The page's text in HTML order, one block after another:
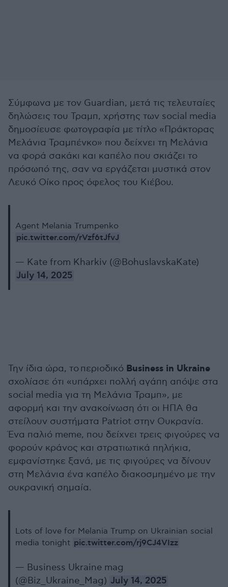
Σύμφωνα με τον Guardian, μετά τις τελευταίες
δηλώσεις του Τραμπ, χρήστης των social media
δημοσίευσε φωτογραφία με τίτλο «Πράκτορας
Μελάνια Τραμπένκο» που δείχνει τη Μελάνια
να φορά σακάκι και καπέλο που σκιάζει το
πρόσωπό της, σαν να εργάζεται μυστικά στον
Λευκό Οίκο προς όφελος του Κιέβου.
Agent Melania Trumpenko
pic.twitter.com/rVzf6tJfvJ
— Kate from Kharkiv (@BohuslavskaKate)
July 14, 2025
Την ίδια ώρα, το περιοδικό Business in Ukraine
σχολίασε ότι «υπάρχει πολλή αγάπη απόψε στα
social media για τη Μελάνια Τραμπ», με
αφορμή και την ανακοίνωση ότι οι ΗΠΑ θα
στείλουν συστήματα Patriot στην Ουκρανία.
Ένα παλιό meme, που δείχνει τρεις φιγούρες να
φορούν κράνος και στρατιωτικά πηλήκια,
εμφανίστηκε ξανά, με τις φιγούρες να δίνουν
στη Μελάνια ένα καπέλο διακοσμημένο με την
ουκρανική σημαία.
Lots of love for Melania Trump on Ukrainian social
media tonight pic.twitter.com/rj9CJ4VIzz
— Business Ukraine mag
(@Biz_Ukraine_Mag) July 14, 2025